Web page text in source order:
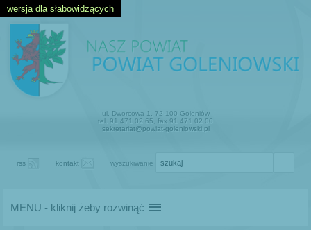
wersja dla słabowidzących
ul. Dworcowa 1, 72-100 Goleniów
tel. 91 471 02 65, fax 91 471 02 00
sekretariat@powiat-goleniowski.pl
rss kontakt wyszukiwanie
MENU - kliknij żeby rozwinąć